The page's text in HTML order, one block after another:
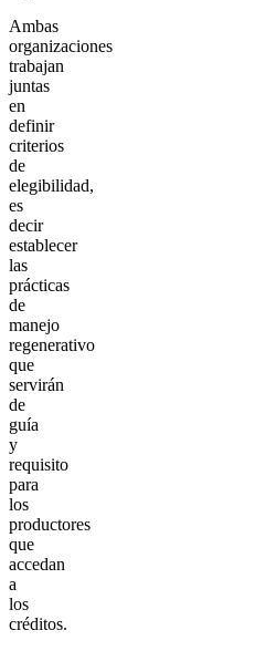
Ambas
organizaciones
trabajan
juntas
en
definir
criterios
de
elegibilidad,
es
decir
establecer
las
prácticas
de
manejo
regenerativo
que
servirán
de
guía
y
requisito
para
los
productores
que
accedan
a
los
créditos.